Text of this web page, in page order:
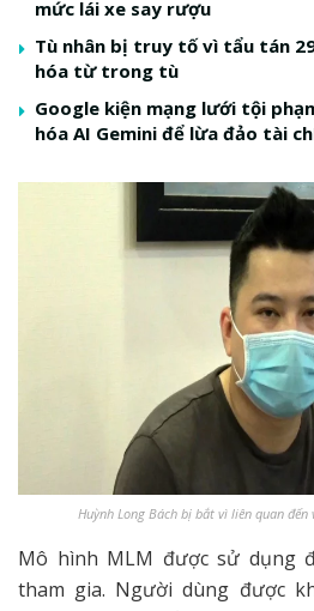
mức lái xe say rượu
Tù nhân bị truy tố vì tẩu tán
hóa từ trong tù
Google kiện mạng lưới tội
hóa AI Gemini để lừa đảo tài
Huỳnh Long Bách bị bắt vì liên quan đến
Mô hình MLM được sử dụng
tham gia. Người dùng được